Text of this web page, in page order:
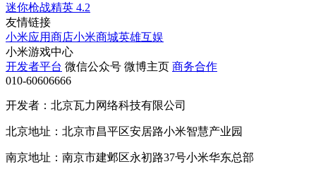
迷你枪战精英 4.2
友情链接
小米应用商店小米商城英雄互娱
小米游戏中心
开发者平台 微信公众号 微博主页 商务合作
010-60606666
开发者：北京瓦力网络科技有限公司
北京地址：北京市昌平区安居路小米智慧产业园
南京地址：南京市建邺区永初路37号小米华东总部